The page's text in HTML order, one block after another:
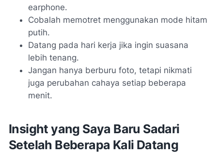
earphone.
Cobalah memotret menggunakan mode hitam
putih.
Datang pada hari kerja jika ingin suasana
lebih tenang.
Jangan hanya berburu foto, tetapi nikmati
juga perubahan cahaya setiap beberapa
menit.
Insight yang Saya Baru Sadari
Setelah Beberapa Kali Datang